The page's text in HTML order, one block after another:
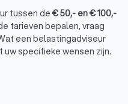
tussen de €50,- en€100,-
tarieven bepalen, vraag
een belastingadviseur
specifieke wensen zijn.